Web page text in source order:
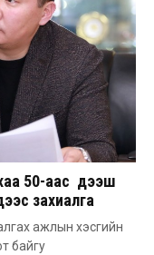
50-аас дээш
захиалга
ажлын хэсгийн
байгу